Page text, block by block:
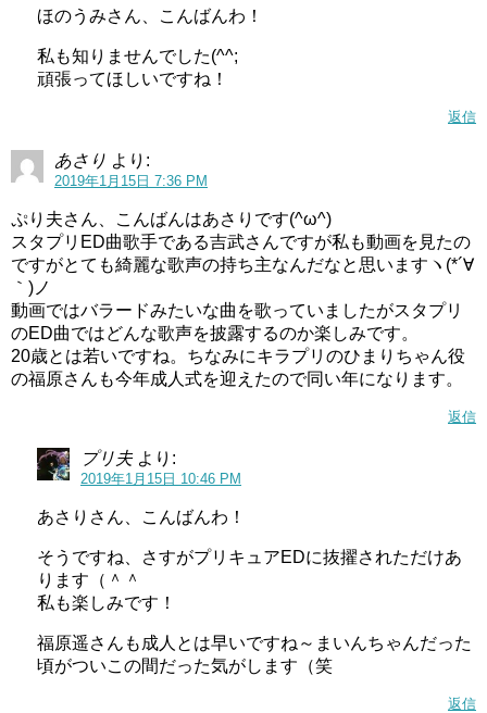
情報解禁🌼「サンリオキャラクターズ ポンポンジャン
曲を歌わせていただきました！小さい頃から大好きだっ
ぜひ番組をご覧ください😇🌷
趣味はお菓子作り、特技はダンス、身長は159㎝です。
好きな食べ物は、トマトやフルーツです。
2017年の次世代声優発掘オーディションでデビューしてか
スタートゥインクルプリキュアのエンディングテーマを歌
うお仕事が、アーティストとしての二つ目のお仕事のよう
期待の新人なので、がんばってほしいです。
関連記事 スタートゥインクルプリキュア(スタプリ)第9話感想ネタバレ縦ロールキャノンでまどか様!!
ほのうみさん、こんばんわ！
私も知りませんでした(^^;
頑張ってほしいですね！
返信
あさり より:
2019年1月15日 7:36 PM
ぷり夫さん、こんばんはあさりです(^ω^)
スタプリED曲歌手である吉武さんですが私も動画を見たの
ですがとても綺麗な歌声の持ち主なんだなと思いますヽ(*´∀
｀)ノ
動画ではバラードみたいな曲を歌っていましたがスタプリ
のED曲ではどんな歌声を披露するのか楽しみです。
20歳とは若いですね。ちなみにキラプリのひまりちゃん役
の福原さんも今年成人式を迎えたので同い年になります。
返信
プリ夫 より:
2019年1月15日 10:46 PM
あさりさん、こんばんわ！
そうですね、さすがプリキュアEDに抜擢されただけあ
ります（＾＾
私も楽しみです！
福原遥さんも成人とは早いですね～まいんちゃんだった
頃がついこの間だった気がします（笑
返信